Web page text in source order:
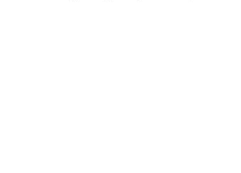
большей длины, конвектор